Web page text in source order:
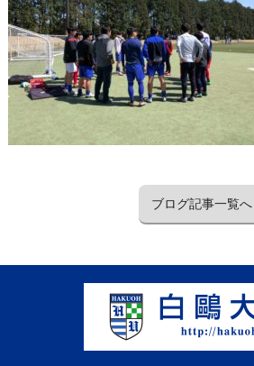
ブログ記事一覧へ